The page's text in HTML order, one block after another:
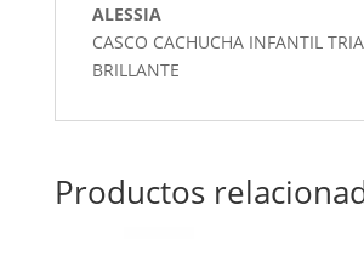
ALESSIA
CASCO CACHUCHA INFANTIL
BRILLANTE
Productos